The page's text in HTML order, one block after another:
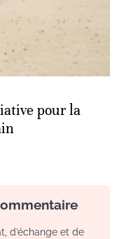
pour la
d’échange et de